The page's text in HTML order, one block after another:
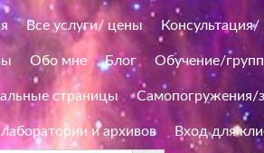
Все услуги/ цены Консультация/
Обо мне Блог Обучение/
страницы Самопогружения/
и архивов Вход для
Search Button